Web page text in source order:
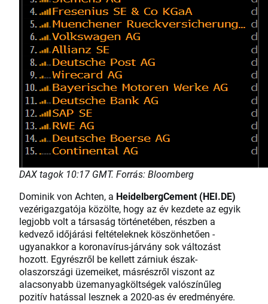
DAX tagok 10:17 GMT. Forrás: Bloomberg
Dominik von Achten, a HeidelbergCement (HEI.DE)
vezérigazgatója közölte, hogy az év kezdete az egyik
legjobb volt a társaság történetében, részben a
kedvező időjárási feltételeknek köszönhetően -
ugyanakkor a koronavírus-járvány sok változást
hozott. Egyrészről be kellett zárniuk észak-
olaszországi üzemeiket, másrészről viszont az
alacsonyabb üzemanyagköltségek valószínűleg
pozitív hatással lesznek a 2020-as év eredményére.